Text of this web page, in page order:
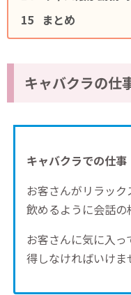
まとめ
キャバクラの仕
キャバクラでの仕事
お客さんがリラッ
飲めるように会話の
お客さんに気に入
得しなければいけま